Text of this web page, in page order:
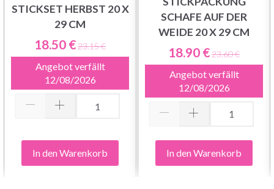
STICKSET HERBST 20 X
29 CM
18.50 €23.15 €
Angebot verfällt
12/08/2026
In den Warenkorb
SCHAFE AUF DER
WEIDE 20 X 29 CM
18.90 €23.60 €
Angebot verfällt
12/08/2026
In den Warenkorb